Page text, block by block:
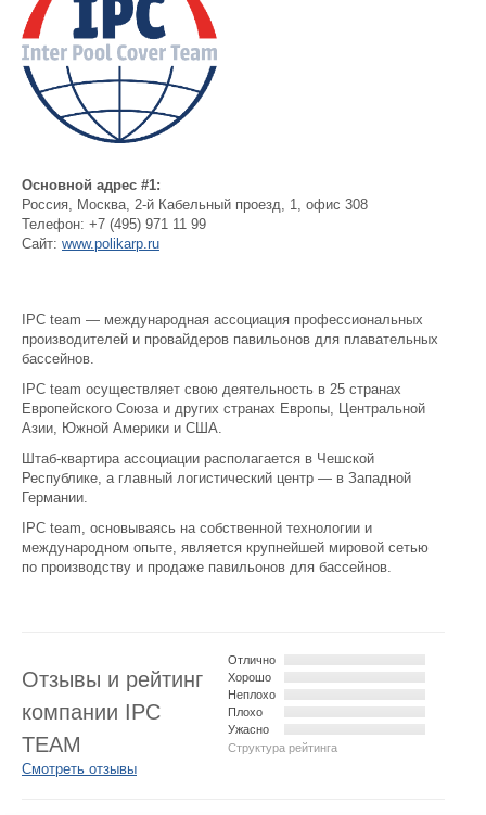
Основной адрес #1:
Россия
Москва 2-й Кабельный проезд, 1, офис 308
Телефон: +7 (495) 971 11 99
Сайт: www.polikarp.ru
IPC team — международная ассоциация профессиональных
производителей и провайдеров павильонов для плавательных
бассейнов.
IPC team осуществляет свою деятельность в 25 странах
Европейского Союза и других странах Европы, Центральной
Азии, Южной Америки и США.
Штаб-квартира ассоциации располагается в Чешской
Республике, а главный логистический центр — в Западной
Германии.
IPC team, основываясь на собственной технологии и
международном опыте, является крупнейшей мировой сетью
по производству и продаже павильонов для бассейнов.
Структура рейтинга
Отлично
Хорошо
Неплохо
Плохо
Ужасно
Отзывы и рейтинг
компании IPC
TEAM
Смотреть отзывы